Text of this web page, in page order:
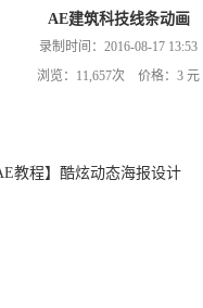
AE建筑科技线条动画
录制时间：2016-08-17 13:53
浏览：11,657次 价格：3 元